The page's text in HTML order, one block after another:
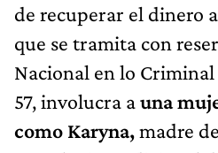
de recuperar el dinero
que se tramita con
Nacional en lo
57, involucra auna
como Karyna,madre